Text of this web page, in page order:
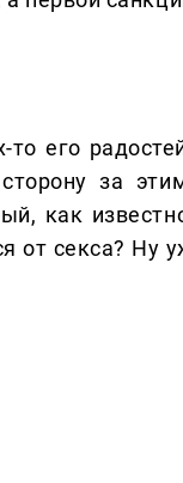
его
за
как
от секса? Ну